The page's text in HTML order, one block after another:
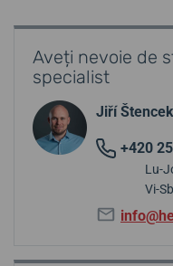
Aveți nevoie de
specialist
Jiří Štencek
+420
Lu-
Vi-Sb